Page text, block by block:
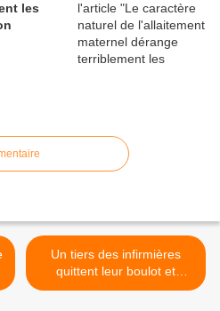
les
Un tiers des infirmières
quittent leur boulot et
perdent confiance dans les